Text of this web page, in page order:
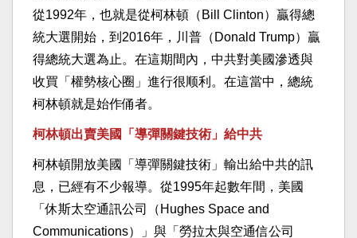
從1992年，也就是從柯林頓（Bill Clinton）贏得總
統大選開始，到2016年，川普（Donald Trump）贏
得總統大選為止。在這期間內，中共對美國滲透與
收買「權勢核心圈」進行很顺利。在這當中，總統
柯林頓就是始作俑者。
柯林頓出賣美國「導彈關鍵技術」給中共
柯林頓開放美國「導彈關鍵技術」輸出給中共的訊
息，已經有不少報導。從1995年起數年間，美國
「休斯太空通訊公司（Hughes Space and
Communications）」與「勞拉太與空通信公司